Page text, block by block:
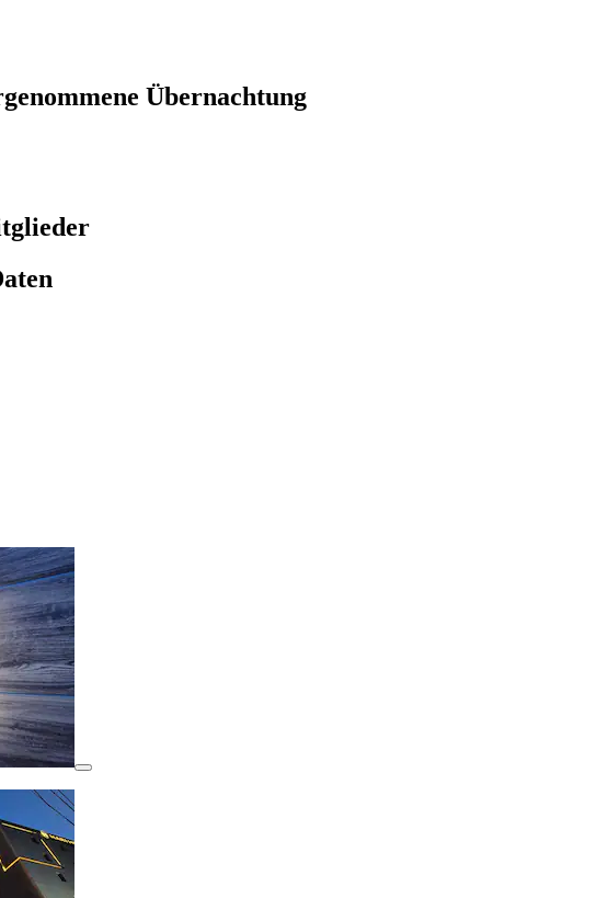
Übernachtung